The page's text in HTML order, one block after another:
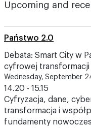
Upcoming and
Państwo 2.0
Debata: Smart City w
cyfrowej transformacji
Wednesday, September
14.20 - 15.15
Cyfryzacja, dane,
transformacja i
fundamenty